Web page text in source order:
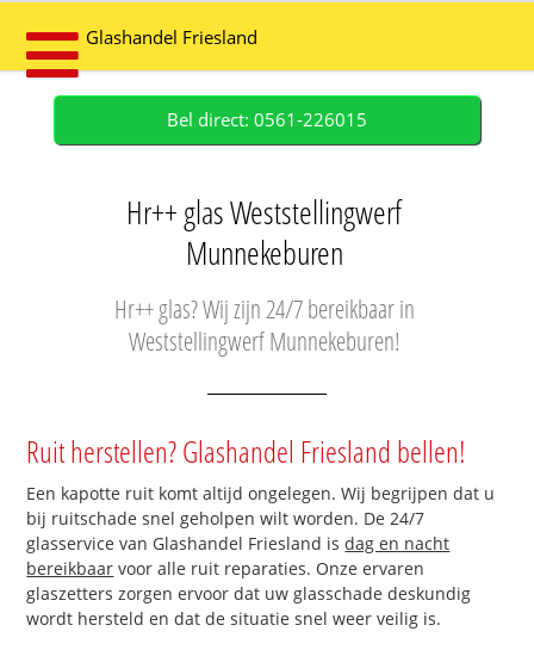
Glashandel Friesland
Bel direct: 0561-226015
Hr++ glas Weststellingwerf
Munnekeburen
Hr++ glas? Wij zijn 24/7 bereikbaar in
Weststellingwerf Munnekeburen!
Ruit herstellen? Glashandel Friesland bellen!
Een kapotte ruit komt altijd ongelegen. Wij begrijpen dat u
bij ruitschade snel geholpen wilt worden. De 24/7
glasservice van Glashandel Friesland isdag en nacht
bereikbaar voor alle ruit reparaties. Onze ervaren
glaszetters zorgen ervoor dat uw glasschade deskundig
wordt hersteld en dat de situatie snel weer veilig is.